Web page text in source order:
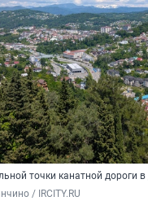
точки канатной дороги
/ IRCITY.RU